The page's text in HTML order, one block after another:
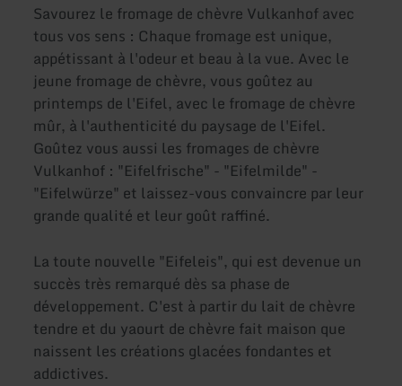
Savourez le fromage de chèvre Vulkanhof avec
tous vos sens : Chaque fromage est unique,
appétissant à l'odeur et beau à la vue. Avec le
jeune fromage de chèvre, vous goûtez au
printemps de l'Eifel, avec le fromage de chèvre
mûr, à l'authenticité du paysage de l'Eifel.
Goûtez vous aussi les fromages de chèvre
Vulkanhof : "Eifelfrische" - "Eifelmilde" -
"Eifelwürze" et laissez-vous convaincre par leur
grande qualité et leur goût raffiné.
La toute nouvelle "Eifeleis", qui est devenue un
succès très remarqué dès sa phase de
développement. C'est à partir du lait de chèvre
tendre et du yaourt de chèvre fait maison que
naissent les créations glacées fondantes et
addictives.